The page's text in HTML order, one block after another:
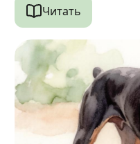
Читать